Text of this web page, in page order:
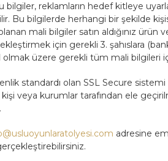
bilgiler, reklamların hedef kitleye
Bu bilgilerde herhangi bir şekilde
mali bilgiler satın aldığınız
için gerekli 3. şahıslara
olmak üzere gerekli tüm mali bilgileri
standardı olan SSL Secure
veya kurumlar tarafından ele
adresine